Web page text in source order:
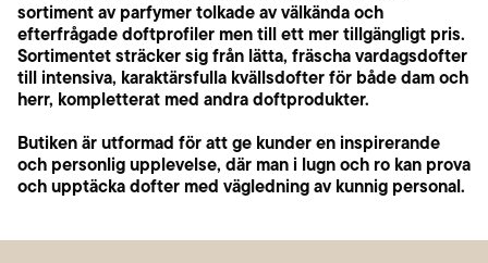
sortiment av parfymer tolkade av välkända och
efterfrågade doftprofiler men till ett mer tillgängligt pris.
Sortimentet sträcker sig från lätta, fräscha vardagsdofter
till intensiva, karaktärsfulla kvällsdofter för både dam och
herr, kompletterat med andra doftprodukter.
Butiken är utformad för att ge kunder en inspirerande
och personlig upplevelse, där man i lugn och ro kan prova
och upptäcka dofter med vägledning av kunnig personal.